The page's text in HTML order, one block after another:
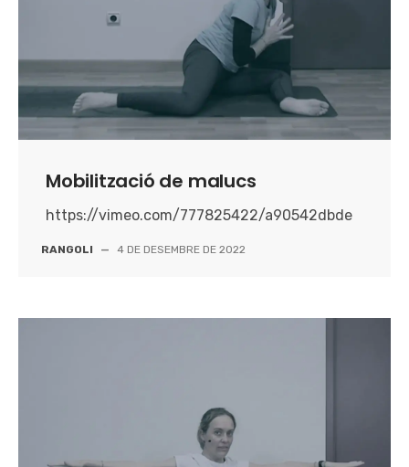
Mobilització de malucs
https://vimeo.com/777825422/a90542dbde
RANGOLI — 4 DE DESEMBRE DE 2022